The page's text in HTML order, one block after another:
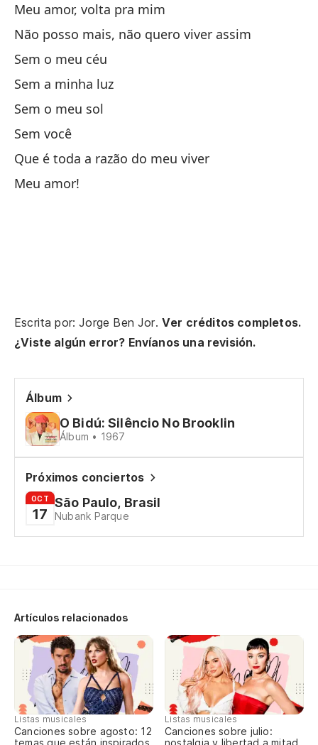
Meu amor, volta pra mim
Não posso mais, não quero viver assim
Sem o meu céu
Sem a minha luz
Sem o meu sol
Sem você
Que é toda a razão do meu viver
Meu amor!
Escrita por: Jorge Ben Jor. Ver créditos completos.
¿Viste algún error? Envíanos una revisión.
Álbum
O Bidú: Silêncio No Brooklin
Álbum • 1967
Próximos conciertos
OCT
17
São Paulo, Brasil
Nubank Parque
Artículos relacionados
Listas musicales
Canciones sobre agosto: 12
Listas musicales
Canciones sobre julio: